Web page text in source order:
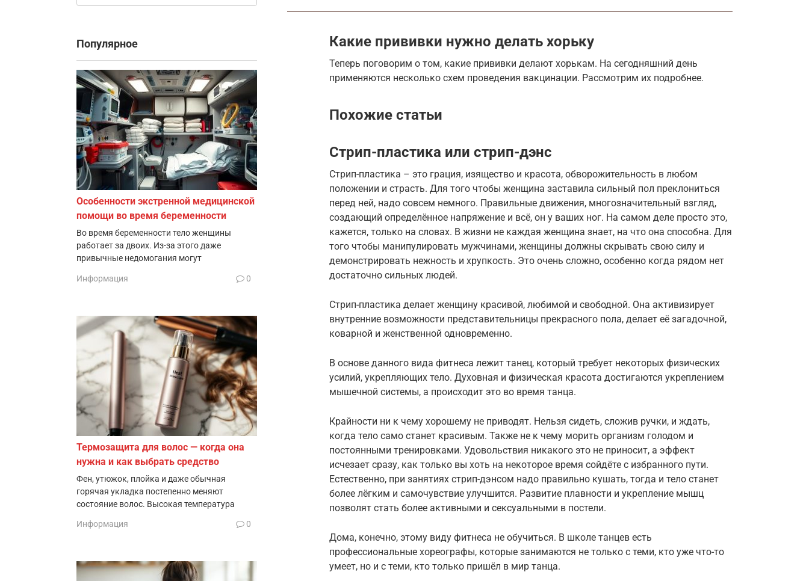
Какие прививки нужно делать хорьку
Теперь поговорим о том, какие прививки делают хорькам. На сегодняшний день
применяются несколько схем проведения вакцинации. Рассмотрим их подробнее.
Похожие статьи
Стрип-пластика или стрип-дэнс
Стрип-пластика – это грация, изящество и красота, обворожительность в любом
положении и страсть. Для того чтобы женщина заставила сильный пол преклониться
перед ней, надо совсем немного. Правильные движения, многозначительный взгляд,
создающий определённое напряжение и всё, он у ваших ног. На самом деле просто это,
кажется, только на словах. В жизни не каждая женщина знает, на что она способна. Для
того чтобы манипулировать мужчинами, женщины должны скрывать свою силу и
демонстрировать нежность и хрупкость. Это очень сложно, особенно когда рядом нет
достаточно сильных людей.
Стрип-пластика делает женщину красивой, любимой и свободной. Она активизирует
внутренние возможности представительницы прекрасного пола, делает её загадочной,
коварной и женственной одновременно.
В основе данного вида фитнеса лежит танец, который требует некоторых физических
усилий, укрепляющих тело. Духовная и физическая красота достигаются укреплением
мышечной системы, а происходит это во время танца.
Крайности ни к чему хорошему не приводят. Нельзя сидеть, сложив ручки, и ждать,
когда тело само станет красивым. Также не к чему морить организм голодом и
постоянными тренировками. Удовольствия никакого это не приносит, а эффект
исчезает сразу, как только вы хоть на некоторое время сойдёте с избранного пути.
Естественно, при занятиях стрип-дэнсом надо правильно кушать, тогда и тело станет
более лёгким и самочувствие улучшится. Развитие плавности и укрепление мышц
позволят стать более активными и сексуальными в постели.
Дома, конечно, этому виду фитнеса не обучиться. В школе танцев есть
профессиональные хореографы, которые занимаются не только с теми, кто уже что-то
умеет, но и с теми, кто только пришёл в мир танца.
Популярное
Особенности экстренной медицинской
помощи во время беременности
Во время беременности тело женщины
работает за двоих. Из-за этого даже
привычные недомогания могут
Информация 0
Термозащита для волос — когда она
нужна и как выбрать средство
Фен, утюжок, плойка и даже обычная
горячая укладка постепенно меняют
состояние волос. Высокая температура
Информация 0